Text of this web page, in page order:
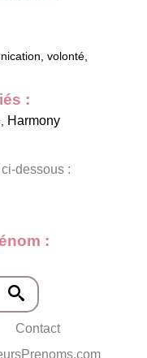
volonté,
:
, Harmony
dessous :
:
Contact